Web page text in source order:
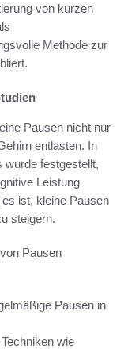
von kurzen
Methode zur
Pausen nicht nur
entlasten. In
wurde festgestellt,
Leistung
ist, kleine Pausen
steigern.
Pausen
Pausen in
wie